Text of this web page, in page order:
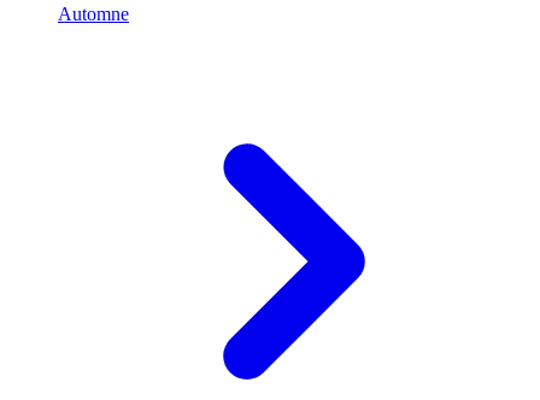
Automne